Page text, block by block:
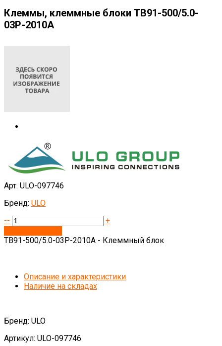
Клеммы, клеммные блоки TB91-500/5.0-
03P-2010A
Арт. ULO-097746
Бренд: ULO
--
+
TB91-500/5.0-03P-2010A - Клеммный блок
Описание и характеристики
Наличие на складах
Бренд: ULO
Артикул: ULO-097746